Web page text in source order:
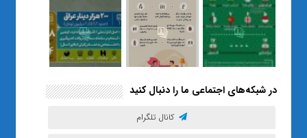
در شبکه‌های اجتماعی ما را دنبال کنید
کانال تلگرام